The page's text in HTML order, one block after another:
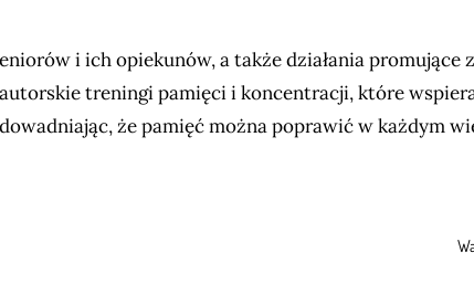
i ich opiekunów, a także działania promujące
treningi pamięci i koncentracji, które
że pamięć można poprawić w każdym